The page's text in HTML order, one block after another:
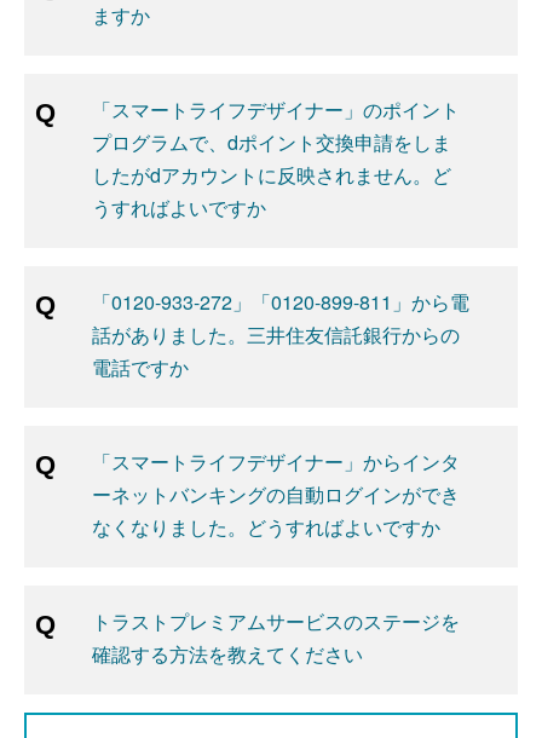
ますか
「スマートライフデザイナー」のポイント
プログラムで、dポイント交換申請をしま
したがdアカウントに反映されません。ど
うすればよいですか
「0120-933-272」「0120-899-811」から電
話がありました。三井住友信託銀行からの
電話ですか
「スマートライフデザイナー」からインタ
ーネットバンキングの自動ログインができ
なくなりました。どうすればよいですか
トラストプレミアムサービスのステージを
確認する方法を教えてください